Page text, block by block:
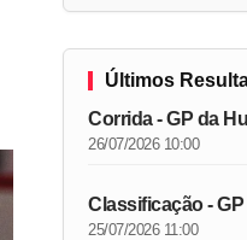
Últimos
Corrida - GP da
26/07/2026 10:00
Classificação -
25/07/2026 11:00